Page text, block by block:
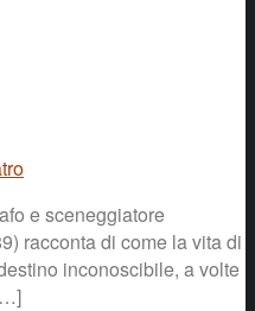
e sceneggiatore
racconta di come la vita di
inconoscibile, a volte